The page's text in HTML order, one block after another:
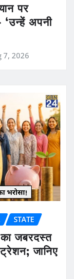
पर
‘उन्हें अपनी
7, 2026
STATE
का जबरदस्त
जानिए